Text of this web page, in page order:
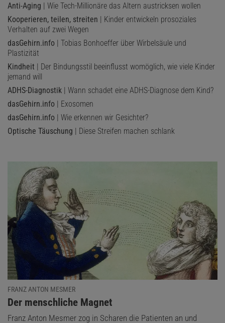
Anti-Aging | Wie Tech-Millionäre das Altern austricksen wollen
Kooperieren, teilen, streiten | Kinder entwickeln prosoziales
Verhalten auf zwei Wegen
dasGehirn.info | Tobias Bonhoeffer über Wirbelsäule und
Plastizität
Kindheit | Der Bindungsstil beeinflusst womöglich, wie viele Kinder
jemand will
ADHS-Diagnostik | Wann schadet eine ADHS-Diagnose dem Kind?
dasGehirn.info | Exosomen
dasGehirn.info | Wie erkennen wir Gesichter?
Optische Täuschung | Diese Streifen machen schlank
FRANZ ANTON MESMER
:
Der menschliche Magnet
Franz Anton Mesmer zog in Scharen die Patienten an und